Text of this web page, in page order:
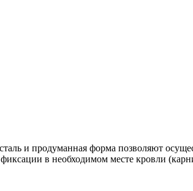
и продуманная форма позволяют
в необходимом месте кровли